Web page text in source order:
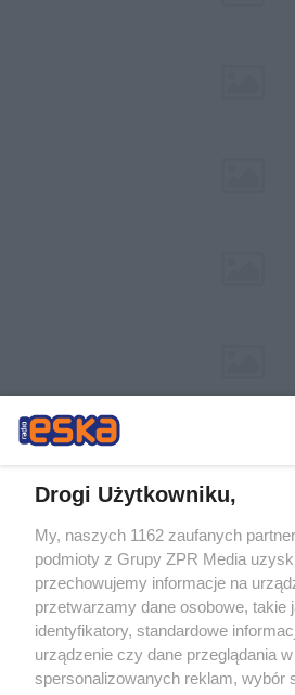
Żaden utwór zamieszczony w serwisie nie
rozpowszechniany lub dalej
tym także elektroniczny lub mechaniczny)
eksploatacji w jakiejkolwiek formie, włącznie
Internecie bez pisemnej zgody właściciela
wykorzystanie utworów w całości lub w
tzn. bez właściwej zgody, jest zabronione
ścigane prawnie.
Drogi Użytkowniku,
My, naszych 1162 zaufanych
podmioty z Grupy ZPR Media
przechowujemy informacje na
przetwarzamy dane osobowe, takie
identyfikatory, standardowe
urządzenie czy dane przeglądania
spersonalizowanych reklam, wybór